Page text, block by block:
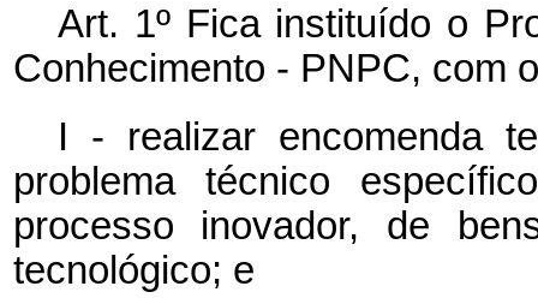
Art. 1º Fica instituído o
Conhecimento - PNPC, com
I - realizar encomenda
problema técnico
processo inovador, de
tecnológico; e